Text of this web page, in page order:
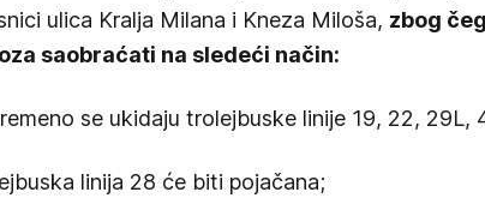
ulica Kralja Milana i Kneza Miloša, zbog
saobraćati na sledeći način:
se ukidaju trolejbuske linije 19, 22, 29L,
linija 28 će biti pojačana;